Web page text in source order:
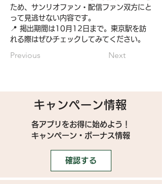
ため、サンリオファン・配信ファン双方にと
って見逃せない内容です。
📍 掲出期間は10月12日まで。東京駅を訪
れる際はぜひチェックしてみてください。
Previous Next
キャンペーン情報
各アプリをお得に始めよう！
キャンペーン・ボーナス情報
確認する